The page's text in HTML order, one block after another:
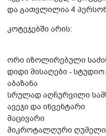
და გათვლილია 4
კოტეჯებში არის:
ორი იზოლირებული
დიდი მისაღები - სტუდიო.
აბაზანა
სრულად აღჩურვილი
ავეჯი და ინვენტარი
მაცივარი
მიკროტალღური ღუმელი